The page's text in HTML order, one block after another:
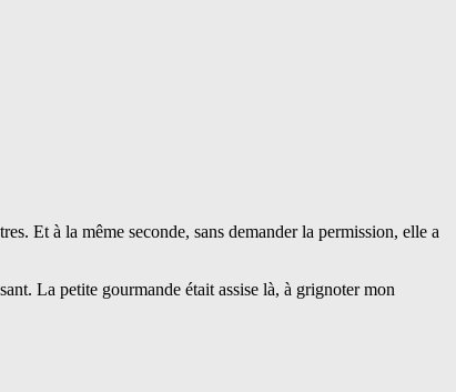
Et à la même seconde, sans demander la permission, elle a
La petite gourmande était assise là, à grignoter mon